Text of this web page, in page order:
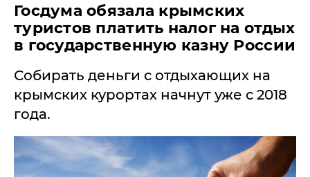
Госдума обязала крымских
туристов платить налог на отдых
в государственную казну России
Собирать деньги с отдыхающих на
крымских курортах начнут уже с 2018
года.